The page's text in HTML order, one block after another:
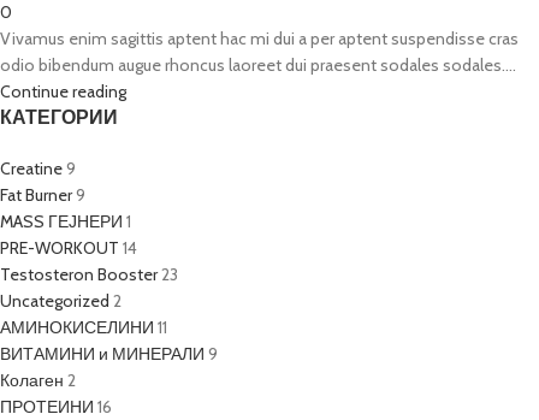
0
Vivamus enim sagittis aptent hac mi dui a per aptent suspendisse cras
odio bibendum augue rhoncus laoreet dui praesent sodales sodales....
Continue reading
КАТЕГОРИИ
Creatine9
Fat Burner9
MASS ГЕЈНЕРИ 1
PRE-WORKOUT 14
Testosteron Booster23
Uncategorized 2
АМИНОКИСЕЛИНИ 11
ВИТАМИНИ и МИНЕРАЛИ 9
Колаген 2
ПРОТЕИНИ 16